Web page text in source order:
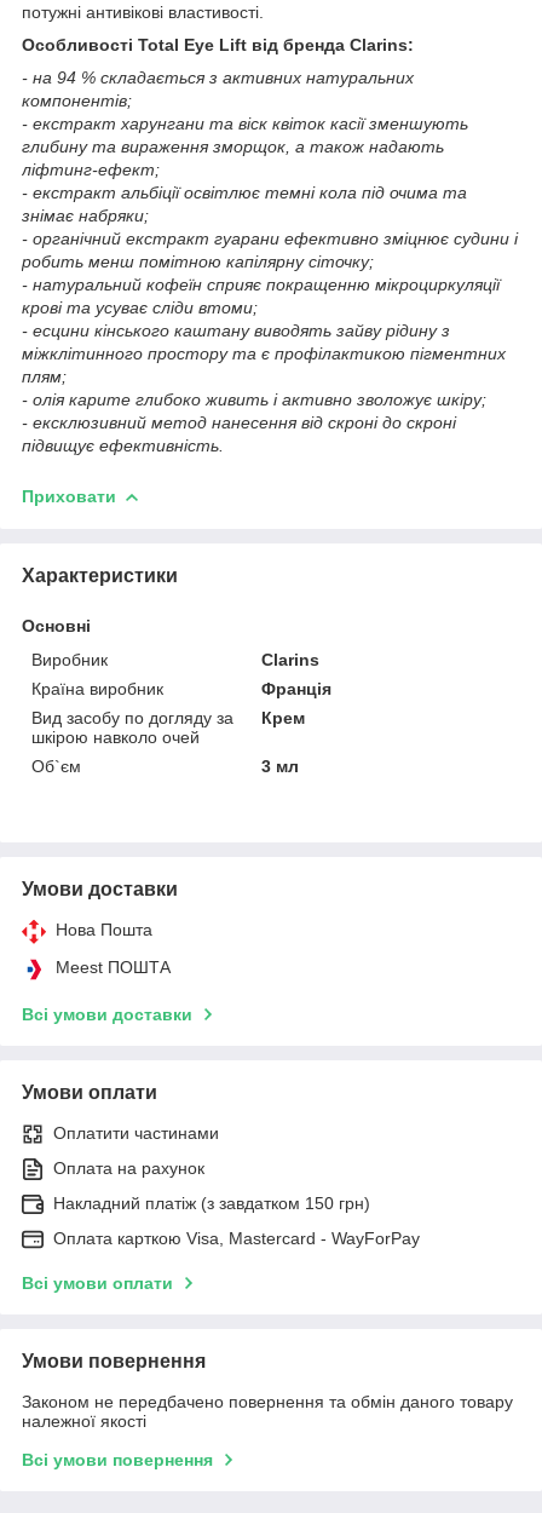
потужні антивікові властивості.
Особливості Total Eye Lift від бренда Clarins:
- на 94 % складається з активних натуральних
компонентів;
- екстракт харунгани та віск квіток касії зменшують
глибину та вираження зморщок, а також надають
ліфтинг-ефект;
- екстракт альбіції освітлює темні кола під очима та
знімає набряки;
- органічний екстракт гуарани ефективно зміцнює судини і
робить менш помітною капілярну сіточку;
- натуральний кофеїн сприяє покращенню мікроциркуляції
крові та усуває сліди втоми;
- есцини кінського каштану виводять зайву рідину з
міжклітинного простору та є профілактикою пігментних
плям;
- олія карите глибоко живить і активно зволожує шкіру;
- ексклюзивний метод нанесення від скроні до скроні
підвищує ефективність.
Приховати
Характеристики
Основні
Виробник
Clarins
Країна виробник
Франція
Вид засобу по догляду за
шкірою навколо очей
Крем
Об`єм 3 мл
Умови доставки
Нова Пошта
Meest ПОШТА
Всі умови доставки
Умови оплати
Оплатити частинами
Оплата на рахунок
Накладний платіж (з завдатком 150 грн)
Оплата карткою Visa, Mastercard - WayForPay
Всі умови оплати
Умови повернення
Законом не передбачено повернення та обмін даного товару
належної якості
Всі умови повернення